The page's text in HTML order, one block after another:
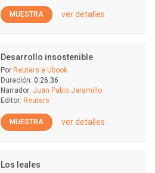
MUESTRA ver detalles
Desarrollo insostenible
Por Reuters e Ubook
Duración: 0:26:36
Narrador: Juan Pablo Jaramillo
Editor: Reuters
MUESTRA ver detalles
Los leales